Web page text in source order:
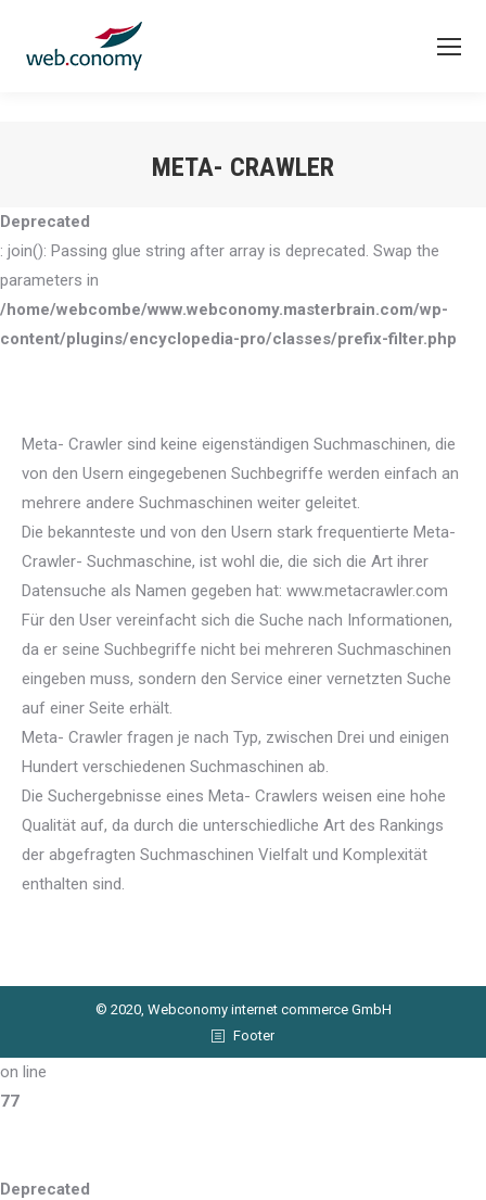
Deprecated
: join(): Passing glue string after array is deprecated. Swap the
parameters in
/home/webcombe/www.webconomy.masterbrain.com/wp-
content/plugins/encyclopedia-pro/classes/prefix-filter.php
on line
77
Deprecated
META- CRAWLER
Meta- Crawler sind keine eigenständigen Suchmaschinen, die
von den Usern eingegebenen Suchbegriffe werden einfach an
mehrere andere Suchmaschinen weiter geleitet.
Die bekannteste und von den Usern stark frequentierte Meta-
Crawler- Suchmaschine, ist wohl die, die sich die Art ihrer
Datensuche als Namen gegeben hat: www.metacrawler.com
Für den User vereinfacht sich die Suche nach Informationen,
da er seine Suchbegriffe nicht bei mehreren Suchmaschinen
eingeben muss, sondern den Service einer vernetzten Suche
auf einer Seite erhält.
Meta- Crawler fragen je nach Typ, zwischen Drei und einigen
Hundert verschiedenen Suchmaschinen ab.
Die Suchergebnisse eines Meta- Crawlers weisen eine hohe
Qualität auf, da durch die unterschiedliche Art des Rankings
der abgefragten Suchmaschinen Vielfalt und Komplexität
enthalten sind.
© 2020, Webconomy internet commerce GmbH
Footer